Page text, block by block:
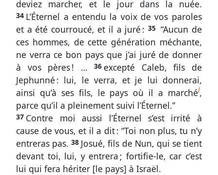
deviez marcher, et le jour dans la nuée.
34 L’Éternel a entendu la voix de vos paroles
et a été courroucé, et il a juré : 35 “Aucun de
ces hommes, de cette génération méchante,
ne verra ce bon pays que j’ai juré de donner
à vos pères ! …36 excepté Caleb, fils de
Jephunné : lui, le verra, et je lui donnerai,
ainsi qu’à ses fils, le pays où il a marchél,
parce qu’il a pleinement suivi l’Éternel.”
37 Contre moi aussi l’Éternel s’est irrité à
cause de vous, et il a dit : “Toi non plus, tu n’y
entreras pas.38 Josué, fils de Nun, qui se tient
devant toi, lui, y entrera ; fortifie-le, car c’est
lui qui fera hériter [le pays] à Israël.